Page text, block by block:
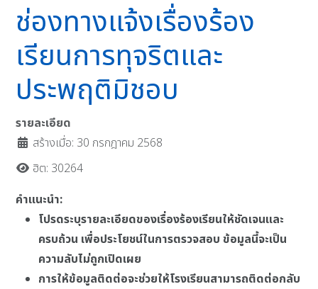
ช่องทางแจ้งเรื่องร้อง
เรียนการทุจริตและ
ประพฤติมิชอบ
รายละเอียด
สร้างเมื่อ: 30 กรกฎาคม 2568
ฮิต: 30264
คำแนะนำ:
โปรดระบุรายละเอียดของเรื่องร้องเรียนให้ชัดเจนและ
ครบถ้วน เพื่อประโยชน์ในการตรวจสอบ ข้อมูลนี้จะเป็น
ความลับไม่ถูกเปิดเผย
การให้ข้อมูลติดต่อจะช่วยให้โรงเรียนสามารถติดต่อกลับ